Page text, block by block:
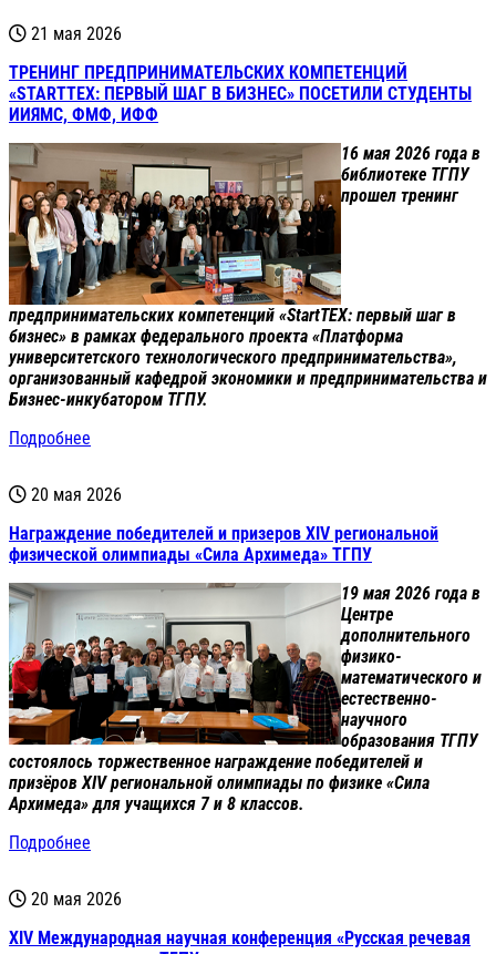
21 мая 2026
ТРЕНИНГ ПРЕДПРИНИМАТЕЛЬСКИХ КОМПЕТЕНЦИЙ
«STARTТЕХ: ПЕРВЫЙ ШАГ В БИЗНЕС» ПОСЕТИЛИ СТУДЕНТЫ
ИИЯМС, ФМФ, ИФФ
16 мая 2026 года в
библиотеке ТГПУ
прошел тренинг
предпринимательских компетенций «StartТЕХ: первый шаг в
бизнес» в рамках федерального проекта «Платформа
университетского технологического предпринимательства»,
организованный кафедрой экономики и предпринимательства и
Бизнес-инкубатором ТГПУ.
Подробнее
20 мая 2026
Награждение победителей и призеров XIV региональной
физической олимпиады «Сила Архимеда» ТГПУ
19 мая 2026 года в
Центре
дополнительного
физико-
математического и
естественно-
научного
образования ТГПУ
состоялось торжественное награждение победителей и
призёров XIV региональной олимпиады по физике «Сила
Архимеда» для учащихся 7 и 8 классов.
Подробнее
20 мая 2026
XIV Международная научная конференция «Русская речевая